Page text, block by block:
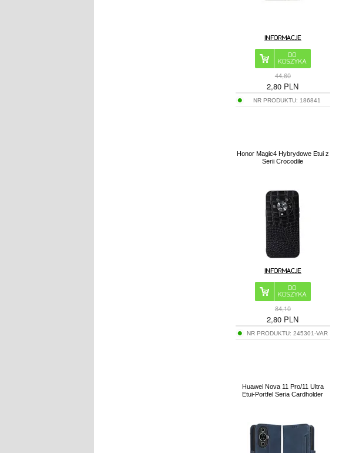
44,60
2,80 PLN
NR PRODUKTU: 186841
Honor Magic4 Hybrydowe Etui z
Serii Crocodile
84,10
2,80 PLN
NR PRODUKTU: 245301-VAR
Huawei Nova 11 Pro/11 Ultra
Etui-Portfel Seria Cardholder